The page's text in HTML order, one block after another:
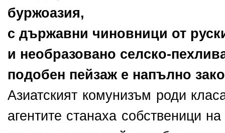
буржоазия,
с държавни чиновници от
и необразовано селско-
подобен пейзаж е напълно
Азиатският комунизъм роди
агентите станаха собственици